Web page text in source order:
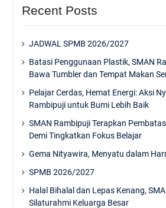
Recent Posts
JADWAL SPMB 2026/2027
Batasi Penggunaan Plastik, SMAN
Bawa Tumbler dan Tempat Makan
Pelajar Cerdas, Hemat Energi: Aksi
Rambipuji untuk Bumi Lebih Baik
SMAN Rambipuji Terapkan
Demi Tingkatkan Fokus Belajar
Gema Nityawira, Menyatu dalam
SPMB 2026/2027
Halal Bihalal dan Lepas Kenang,
Silaturahmi Keluarga Besar